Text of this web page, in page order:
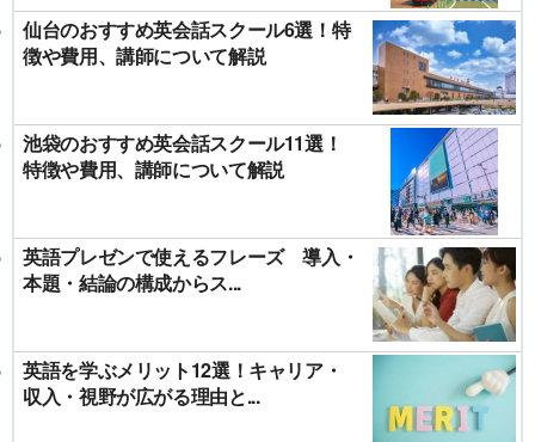
仙台のおすすめ英会話スクール6選！特
徴や費用、講師について解説
池袋のおすすめ英会話スクール11選！
特徴や費用、講師について解説
英語プレゼンで使えるフレーズ 導入・
本題・結論の構成からス...
英語を学ぶメリット12選！キャリア・
収入・視野が広がる理由と...